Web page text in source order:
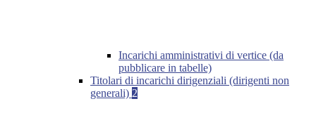
Incarichi amministrativi di vertice (da
pubblicare in tabelle)
Titolari di incarichi dirigenziali (dirigenti non
generali) 2